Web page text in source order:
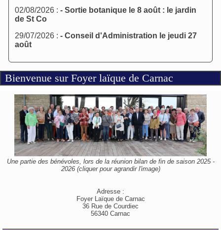
02/08/2026 : - Sortie botanique le 8 août : le jardin
de St Co
29/07/2026 : - Conseil d'Administration le jeudi 27
août
Bienvenue sur Foyer laïque de Carnac
Une partie des bénévoles, lors de la réunion bilan de fin de saison 2025 -
2026 (cliquer pour agrandir l'image)
Adresse :
Foyer Laïque de Carnac
36 Rue de Courdiec
56340 Carnac